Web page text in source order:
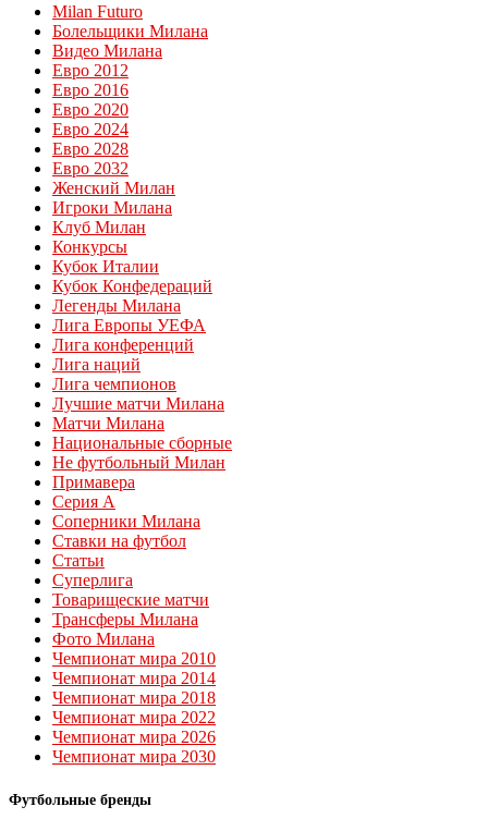
Milan Futuro
Болельщики Милана
Видео Милана
Евро 2012
Евро 2016
Евро 2020
Евро 2024
Евро 2028
Евро 2032
Женский Милан
Игроки Милана
Клуб Милан
Конкурсы
Кубок Италии
Кубок Конфедераций
Легенды Милана
Лига Европы УЕФА
Лига конференций
Лига наций
Лига чемпионов
Лучшие матчи Милана
Матчи Милана
Национальные сборные
Не футбольный Милан
Примавера
Серия А
Соперники Милана
Ставки на футбол
Статьи
Суперлига
Товарищеские матчи
Трансферы Милана
Фото Милана
Чемпионат мира 2010
Чемпионат мира 2014
Чемпионат мира 2018
Чемпионат мира 2022
Чемпионат мира 2026
Чемпионат мира 2030
Футбольные бренды